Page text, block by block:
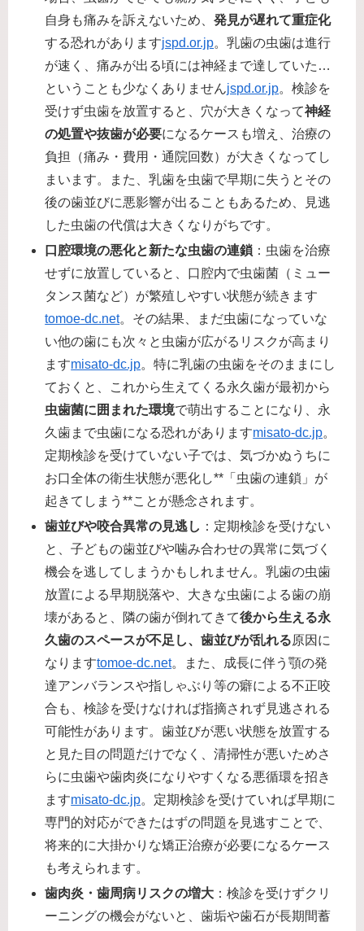
自身も痛みを訴えないため、発見が遅れて重症化
する恐れがあります​jspd.or.jp。乳歯の虫歯は進行
が速く、痛みが出る頃には神経まで達していた…
ということも少なくありません​jspd.or.jp。検診を
受けず虫歯を放置すると、穴が大きくなって神経
の処置や抜歯が必要になるケースも増え、治療の
負担（痛み・費用・通院回数）が大きくなってし
まいます。また、乳歯を虫歯で早期に失うとその
後の歯並びに悪影響が出ることもあるため、見逃
した虫歯の代償は大きくなりがちです。
口腔環境の悪化と新たな虫歯の連鎖 ：虫歯を治療
せずに放置していると、口腔内で虫歯菌（ミュー
タンス菌など）が繁殖しやすい状態が続きます​
tomoe-dc.net。その結果、まだ虫歯になっていな
い他の歯にも次々と虫歯が広がるリスクが高まり
ます​misato-dc.jp。特に乳歯の虫歯をそのままにし
ておくと、これから生えてくる永久歯が最初から
虫歯菌に囲まれた環境で萌出することになり、永
久歯まで虫歯になる恐れがあります​misato-dc.jp。
定期検診を受けていない子では、気づかぬうちに
お口全体の衛生状態が悪化し**「虫歯の連鎖」が
起きてしまう**ことが懸念されます。
歯並びや咬合異常の見逃し ：定期検診を受けない
と、子どもの歯並びや噛み合わせの異常に気づく
機会を逃してしまうかもしれません。乳歯の虫歯
放置による早期脱落や、大きな虫歯による歯の崩
壊があると、隣の歯が倒れてきて後から生える永
久歯のスペースが不足し、歯並びが乱れる原因に
なります​tomoe-dc.net。また、成長に伴う顎の発
達アンバランスや指しゃぶり等の癖による不正咬
合も、検診を受けなければ指摘されず見逃される
可能性があります。歯並びが悪い状態を放置する
と見た目の問題だけでなく、清掃性が悪いためさ
らに虫歯や歯肉炎になりやすくなる悪循環を招き
ます​misato-dc.jp。定期検診を受けていれば早期に
専門的対応ができたはずの問題を見逃すことで、
将来的に大掛かりな矯正治療が必要になるケース
も考えられます。
歯肉炎・歯周病リスクの増大 ：検診を受けずクリ
ーニングの機会がないと、歯垢や歯石が長期間蓄